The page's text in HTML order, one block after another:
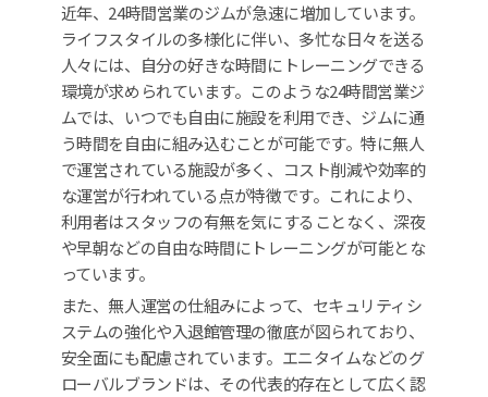
近年、24時間営業のジムが急速に増加しています。
ライフスタイルの多様化に伴い、多忙な日々を送る
人々には、自分の好きな時間にトレーニングできる
環境が求められています。このような24時間営業ジ
ムでは、いつでも自由に施設を利用でき、ジムに通
う時間を自由に組み込むことが可能です。特に無人
で運営されている施設が多く、コスト削減や効率的
な運営が行われている点が特徴です。これにより、
利用者はスタッフの有無を気にすることなく、深夜
や早朝などの自由な時間にトレーニングが可能とな
っています。
また、無人運営の仕組みによって、セキュリティシ
ステムの強化や入退館管理の徹底が図られており、
安全面にも配慮されています。エニタイムなどのグ
ローバルブランドは、その代表的存在として広く認